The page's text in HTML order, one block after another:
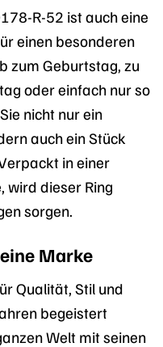
R-52 ist auch eine
einen besonderen
zum Geburtstag, zu
oder einfach nur so
nicht nur ein
auch ein Stück
in einer
wird dieser Ring
sorgen.
Marke
Qualität, Stil und
begeistert
Welt mit seinen